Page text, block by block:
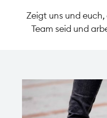
Zeigt uns und
Team seid und